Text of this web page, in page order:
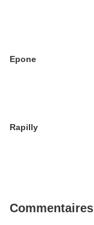
Epone
Rapilly
Commentaires